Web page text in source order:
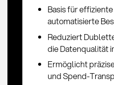
Basis für
automatisierte
Reduziert
die Datenqualität
Ermöglicht
und Spend-